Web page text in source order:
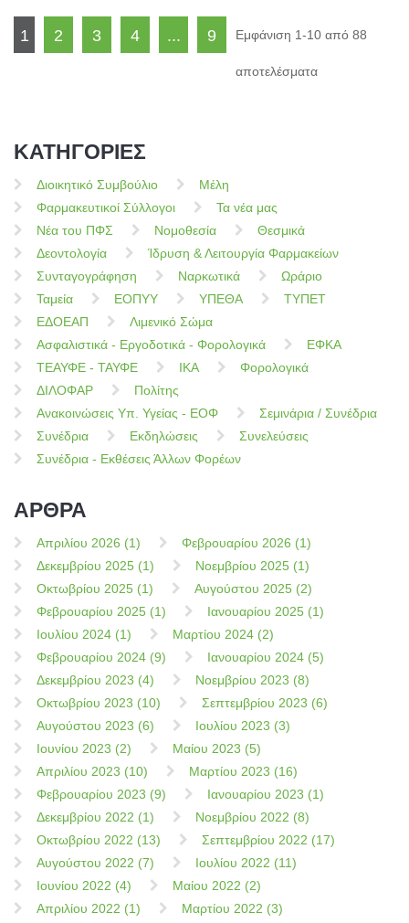
1 2 3 4 ... 9 Εμφάνιση 1-10 από 88
αποτελέσματα
ΚΑΤΗΓΟΡΙΕΣ
Διοικητικό Συμβούλιο
Μέλη
Φαρμακευτικοί Σύλλογοι
Τα νέα μας
Νέα του ΠΦΣ
Νομοθεσία
Θεσμικά
Δεοντολογία
Ίδρυση & Λειτουργία Φαρμακείων
Συνταγογράφηση
Ναρκωτικά
Ωράριο
Ταμεία
ΕΟΠΥΥ ΥΠΕΘΑ
ΤΥΠΕΤ
ΕΔΟΕΑΠ
Λιμενικό Σώμα
Ασφαλιστικά - Εργοδοτικά - Φορολογικά
ΕΦΚΑ
ΤΕΑΥΦΕ - ΤΑΥΦΕ
ΙΚΑ
Φορολογικά
ΔΙΛΟΦΑΡ
Πολίτης
Ανακοινώσεις Υπ. Υγείας - ΕΟΦ
Σεμινάρια / Συνέδρια
Συνέδρια
Εκδηλώσεις
Συνελεύσεις
Συνέδρια - Εκθέσεις Άλλων Φορέων
ΑΡΘΡΑ
Απριλίου 2026 (1)
Φεβρουαρίου 2026 (1)
Δεκεμβρίου 2025 (1)
Νοεμβρίου 2025 (1)
Οκτωβρίου 2025 (1)
Αυγούστου 2025 (2)
Φεβρουαρίου 2025 (1)
Ιανουαρίου 2025 (1)
Ιουλίου 2024 (1)
Μαρτίου 2024 (2)
Φεβρουαρίου 2024 (9)
Ιανουαρίου 2024 (5)
Δεκεμβρίου 2023 (4)
Νοεμβρίου 2023 (8)
Οκτωβρίου 2023 (10)
Σεπτεμβρίου 2023 (6)
Αυγούστου 2023 (6)
Ιουλίου 2023 (3)
Ιουνίου 2023 (2)
Μαίου 2023 (5)
Απριλίου 2023 (10)
Μαρτίου 2023 (16)
Φεβρουαρίου 2023 (9)
Ιανουαρίου 2023 (1)
Δεκεμβρίου 2022 (1)
Νοεμβρίου 2022 (8)
Οκτωβρίου 2022 (13)
Σεπτεμβρίου 2022 (17)
Αυγούστου 2022 (7)
Ιουλίου 2022 (11)
Ιουνίου 2022 (4)
Μαίου 2022 (2)
Απριλίου 2022 (1)
Μαρτίου 2022 (3)